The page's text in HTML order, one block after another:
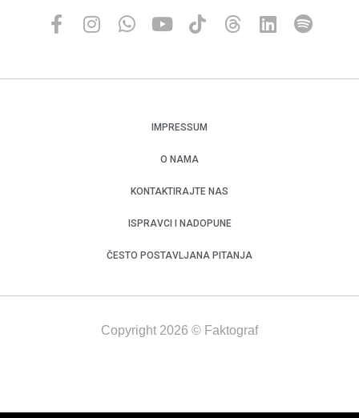
IMPRESSUM
O NAMA
KONTAKTIRAJTE NAS
ISPRAVCI I NADOPUNE
ČESTO POSTAVLJANA PITANJA
Copyright 2026 © Faktograf